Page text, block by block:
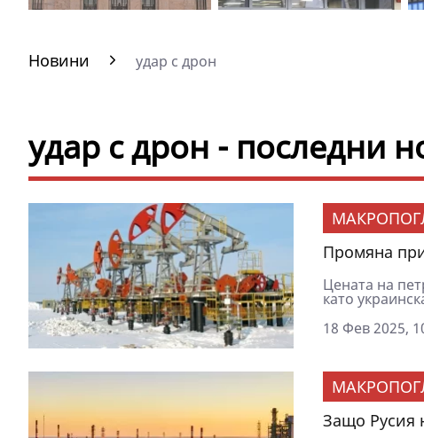
Новини удар с дрон
удар с дрон - последни
Промяна
Цената на
като
18 Фев 2025,
Защо Русия